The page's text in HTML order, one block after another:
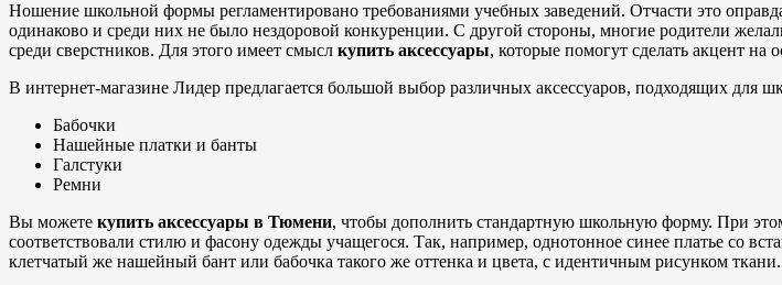
Ношение школьной формы регламентировано требованиями учебных заведений. Отчасти это
одинаково и среди них не было нездоровой конкуренции. С другой стороны, многие родители
среди сверстников. Для этого имеет смысл купить аксессуары, которые помогут сделать акцент на
В интернет-магазине Лидер предлагается большой выбор различных аксессуаров, подходящих для
Бабочки
Нашейные платки и банты
Галстуки
Ремни
Вы можете купить аксессуары в Тюмени, чтобы дополнить стандартную школьную форму. При
соответствовали стилю и фасону одежды учащегося. Так, например, однотонное синее платье со
клетчатый же нашейный бант или бабочка такого же оттенка и цвета, с идентичным рисунком ткани.